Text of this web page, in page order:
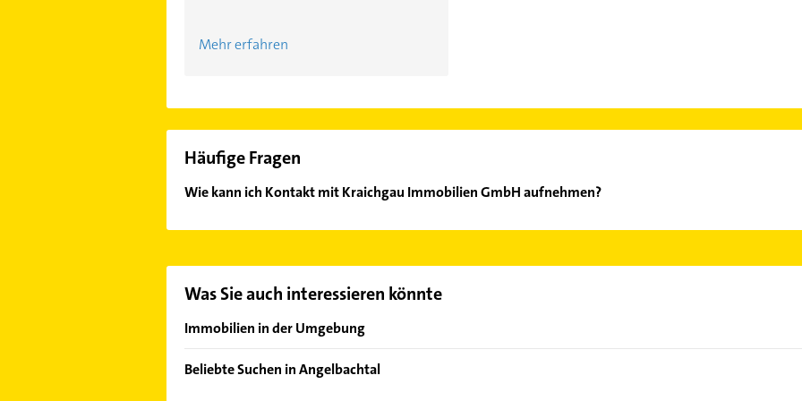
Mehr erfahren
Häufige Fragen
Wie kann ich Kontakt mit Kraichgau Immobilien GmbH aufnehmen?
Was Sie auch interessieren könnte
Immobilien in der Umgebung
Östringen
Beliebte Suchen in Angelbachtal